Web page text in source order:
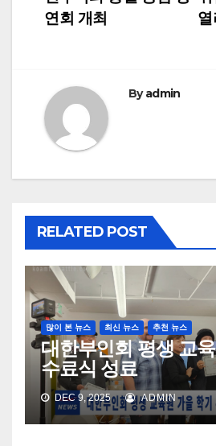
navigation
연회 개최
Byadmin
RELATED POST
많이 본 뉴스 최신 뉴스 추천 뉴스
대한부인회 평생 교
수료식 성료
DEC 9, 2025 ADMIN